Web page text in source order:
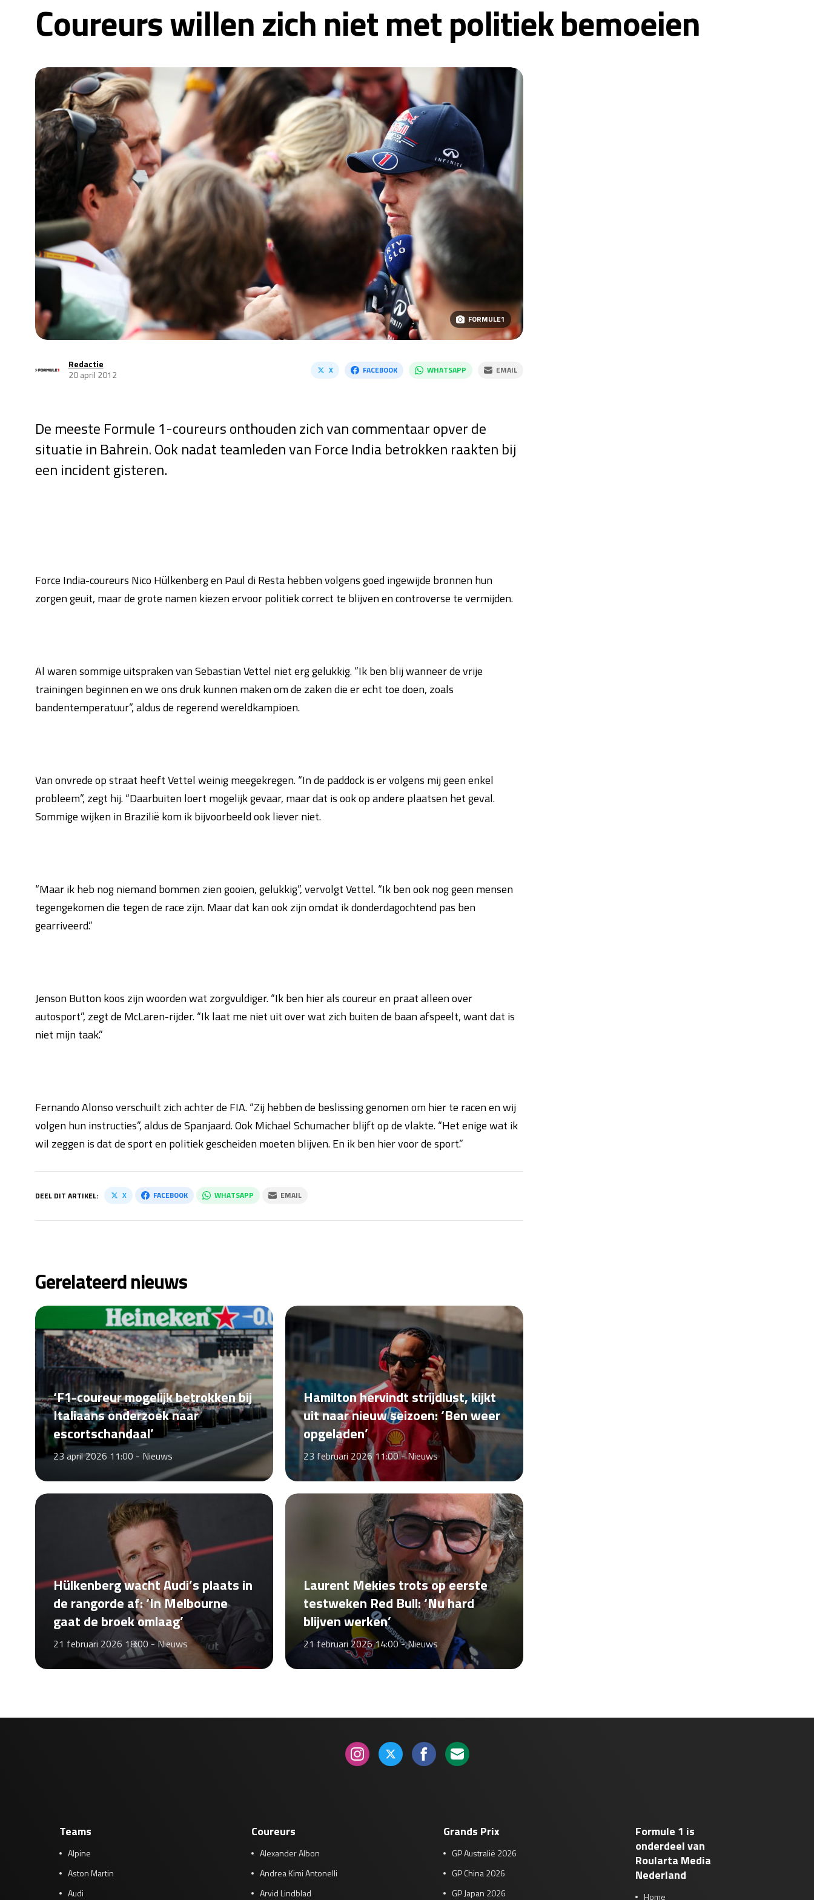
Coureurs willen zich niet met politiek bemoeien
FORMULE1
Redactie
20 april 2012
X FACEBOOK WHATSAPP EMAIL
De meeste Formule 1-coureurs onthouden zich van commentaar opver de
situatie in Bahrein. Ook nadat teamleden van Force India betrokken raakten bij
een incident gisteren.
Force India-coureurs Nico Hülkenberg en Paul di Resta hebben volgens goed ingewijde bronnen hun
zorgen geuit, maar de grote namen kiezen ervoor politiek correct te blijven en controverse te vermijden.
Al waren sommige uitspraken van Sebastian Vettel niet erg gelukkig. “Ik ben blij wanneer de vrije
trainingen beginnen en we ons druk kunnen maken om de zaken die er echt toe doen, zoals
bandentemperatuur”, aldus de regerend wereldkampioen.
Van onvrede op straat heeft Vettel weinig meegekregen. “In de paddock is er volgens mij geen enkel
probleem”, zegt hij. “Daarbuiten loert mogelijk gevaar, maar dat is ook op andere plaatsen het geval.
Sommige wijken in Brazilië kom ik bijvoorbeeld ook liever niet.
“Maar ik heb nog niemand bommen zien gooien, gelukkig”, vervolgt Vettel. “Ik ben ook nog geen mensen
tegengekomen die tegen de race zijn. Maar dat kan ook zijn omdat ik donderdagochtend pas ben
gearriveerd.”
Jenson Button koos zijn woorden wat zorgvuldiger. “Ik ben hier als coureur en praat alleen over
autosport”, zegt de McLaren-rijder. “Ik laat me niet uit over wat zich buiten de baan afspeelt, want dat is
niet mijn taak.”
Fernando Alonso verschuilt zich achter de FIA. “Zij hebben de beslissing genomen om hier te racen en wij
volgen hun instructies”, aldus de Spanjaard. Ook Michael Schumacher blijft op de vlakte. “Het enige wat ik
wil zeggen is dat de sport en politiek gescheiden moeten blijven. En ik ben hier voor de sport.”
DEEL DIT ARTIKEL: X FACEBOOK WHATSAPP EMAIL
Gerelateerd nieuws
‘F1-coureur mogelijk betrokken bij
Italiaans onderzoek naar
escortschandaal’
23 april 2026 11:00 - Nieuws
Hamilton hervindt strijdlust, kijkt
uit naar nieuw seizoen: ‘Ben weer
opgeladen’
23 februari 2026 11:00 -Nieuws
Hülkenberg wacht Audi’s plaats in
de rangorde af: ‘In Melbourne
gaat de broek omlaag’
21 februari 2026 18:00 -Nieuws
Laurent Mekies trots op eerste
testweken Red Bull: ‘Nu hard
blijven werken’
21 februari 2026 14:00 -Nieuws
Teams
Alpine
Aston Martin
Audi
Coureurs
Alexander Albon
Andrea Kimi Antonelli
Arvid Lindblad
Grands Prix
GP Australië 2026
GP China 2026
GP Japan 2026
Formule 1 is
onderdeel van
Roularta Media
Nederland
Home